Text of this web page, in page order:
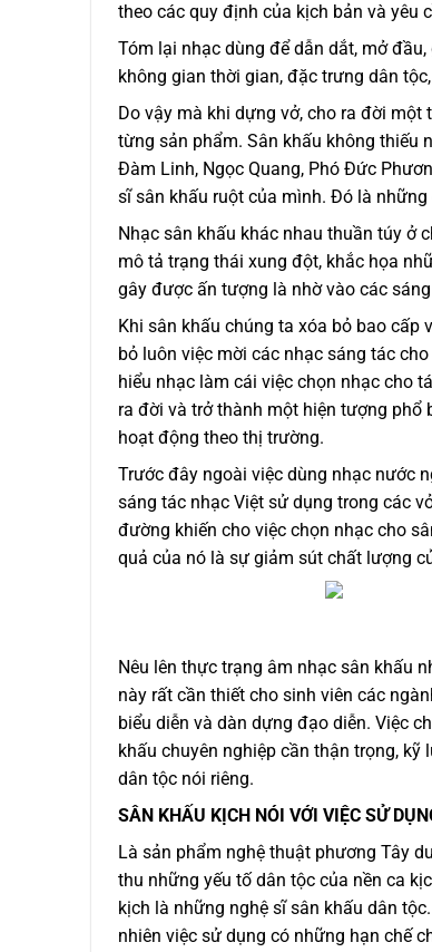
theo các quy định của kịch bản và yêu
Tóm lại nhạc dùng để dẫn dắt, mở
không gian thời gian, đặc trưng dân
Do vậy mà khi dựng vở, cho ra đời
từng sản phẩm. Sân khấu không thiếu
Đàm Linh, Ngọc Quang, Phó Đức
sĩ sân khấu ruột của mình. Đó là
Nhạc sân khấu khác nhau thuần túy ở
mô tả trạng thái xung đột, khắc họa
gây được ấn tượng là nhờ vào các
Khi sân khấu chúng ta xóa bỏ bao cấp
bỏ luôn việc mời các nhạc sáng tác
hiểu nhạc làm cái việc chọn nhạc cho
ra đời và trở thành một hiện tượng phổ
hoạt động theo thị trường.
Trước đây ngoài việc dùng nhạc nước
sáng tác nhạc Việt sử dụng trong các
đường khiến cho việc chọn nhạc cho
quả của nó là sự giảm sút chất lượng
Nêu lên thực trạng âm nhạc sân khấu
này rất cần thiết cho sinh viên các
biểu diễn và dàn dựng đạo diễn. Việc
khấu chuyên nghiệp cần thận trọng,
dân tộc nói riêng.
SÂN KHẤU KỊCH NÓI VỚI VIỆC SỬ
Là sản phẩm nghệ thuật phương Tây
thu những yếu tố dân tộc của nền ca
kịch là những nghệ sĩ sân khấu dân
nhiên việc sử dụng có những hạn chế